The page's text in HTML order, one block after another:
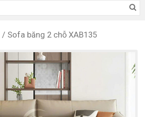
/ Sofa băng 2 chỗ XAB135